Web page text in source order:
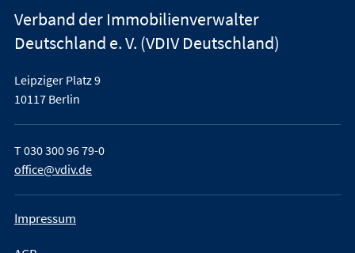
Verband der Immobilienverwalter
Deutschland e. V. (VDIV Deutschland)
Leipziger Platz 9
10117 Berlin
T030 300 96 79-0
office@vdiv.de
Impressum